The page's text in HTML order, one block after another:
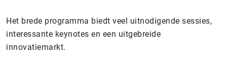
Het brede programma biedt veel uitnodigende sessies,
interessante keynotes en een uitgebreide
innovatiemarkt.